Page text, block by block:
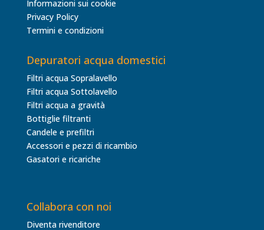
Informazioni sui cookie
Privacy Policy
Termini e condizioni
Depuratori acqua domestici
Filtri acqua Sopralavello
Filtri acqua Sottolavello
Filtri acqua a gravità
Bottiglie filtranti
Candele e prefiltri
Accessori e pezzi di ricambio
Gasatori e ricariche
Collabora con noi
Diventa rivenditore